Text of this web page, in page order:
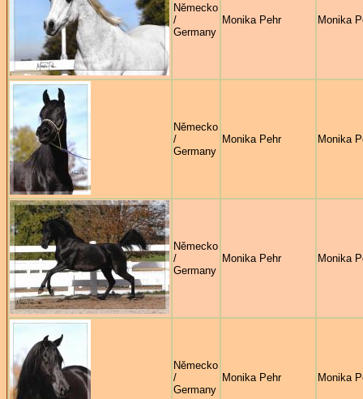
Německo
/
Germany
Monika Pehr Monika
Německo
/
Germany
Monika Pehr Monika
Německo
/
Germany
Monika Pehr Monika
Německo
/
Germany
Monika Pehr Monika